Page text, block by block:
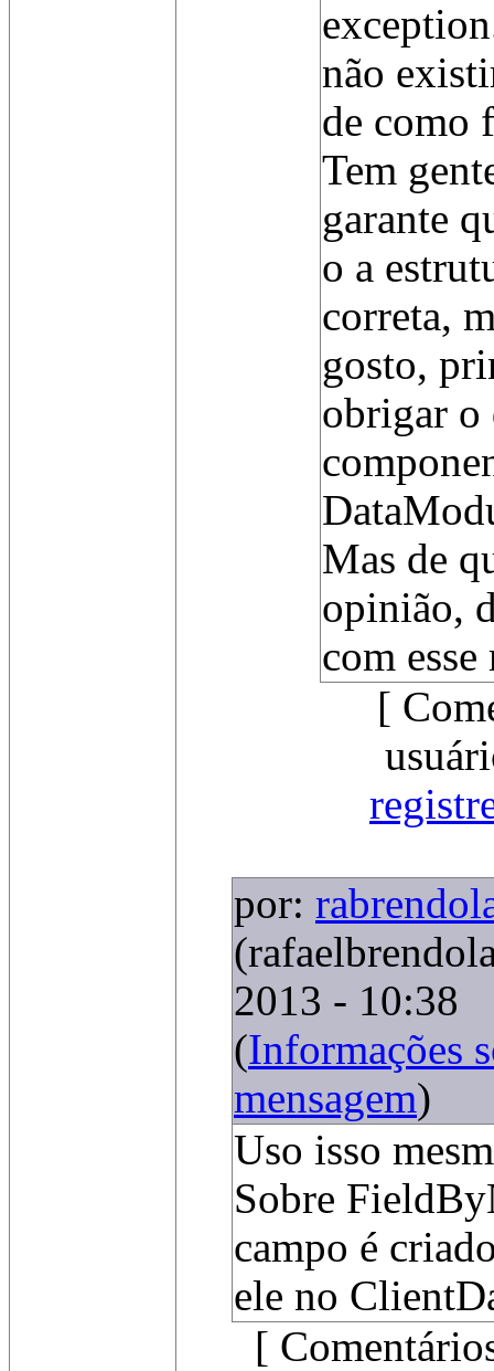
não
de como
Tem
garante
o a
correta,
gosto,
obrigar o
Mas de
opinião,
com
[
por:
2013 - 10:38
(Informações
mensagem)
Uso isso
Sobre
campo é
ele no
[